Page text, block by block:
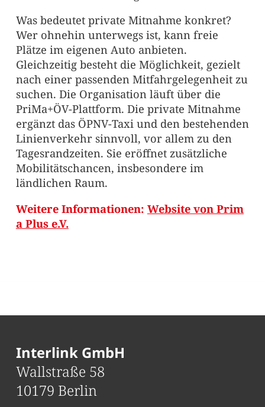
Was bedeutet private Mitnahme konkret?
Wer ohnehin unterwegs ist, kann freie
Plätze im eigenen Auto anbieten.
Gleichzeitig besteht die Möglichkeit, gezielt
nach einer passenden Mitfahrgelegenheit zu
suchen. Die Organisation läuft über die
PriMa+ÖV-Plattform. Die private Mitnahme
ergänzt das ÖPNV-Taxi und den bestehenden
Linienverkehr sinnvoll, vor allem zu den
Tagesrandzeiten. Sie eröffnet zusätzliche
Mobilitätschancen, insbesondere im
ländlichen Raum.
Weitere Informationen: Website von Prim
a Plus e.V.(öffnet in einem neuen Tab)
Interlink GmbH
Wallstraße 58
10179 Berlin